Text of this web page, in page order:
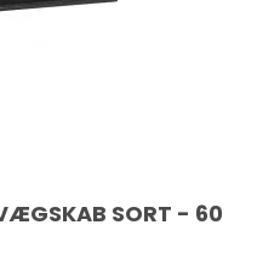
SORT - 60